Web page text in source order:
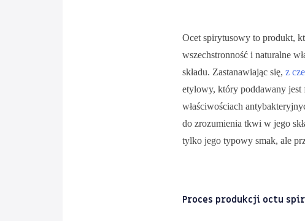
Ocet spirytusowy to produkt,
wszechstronność i naturalne
składu. Zastanawiając się, z
etylowy, który poddawany jest
właściwościach
do zrozumienia tkwi w jego
tylko jego typowy smak, ale
Proces produkcji octu